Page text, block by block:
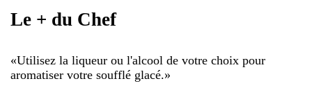
Le + du Chef
«Utilisez la liqueur ou l'alcool de votre choix pour
aromatiser votre soufflé glacé.»